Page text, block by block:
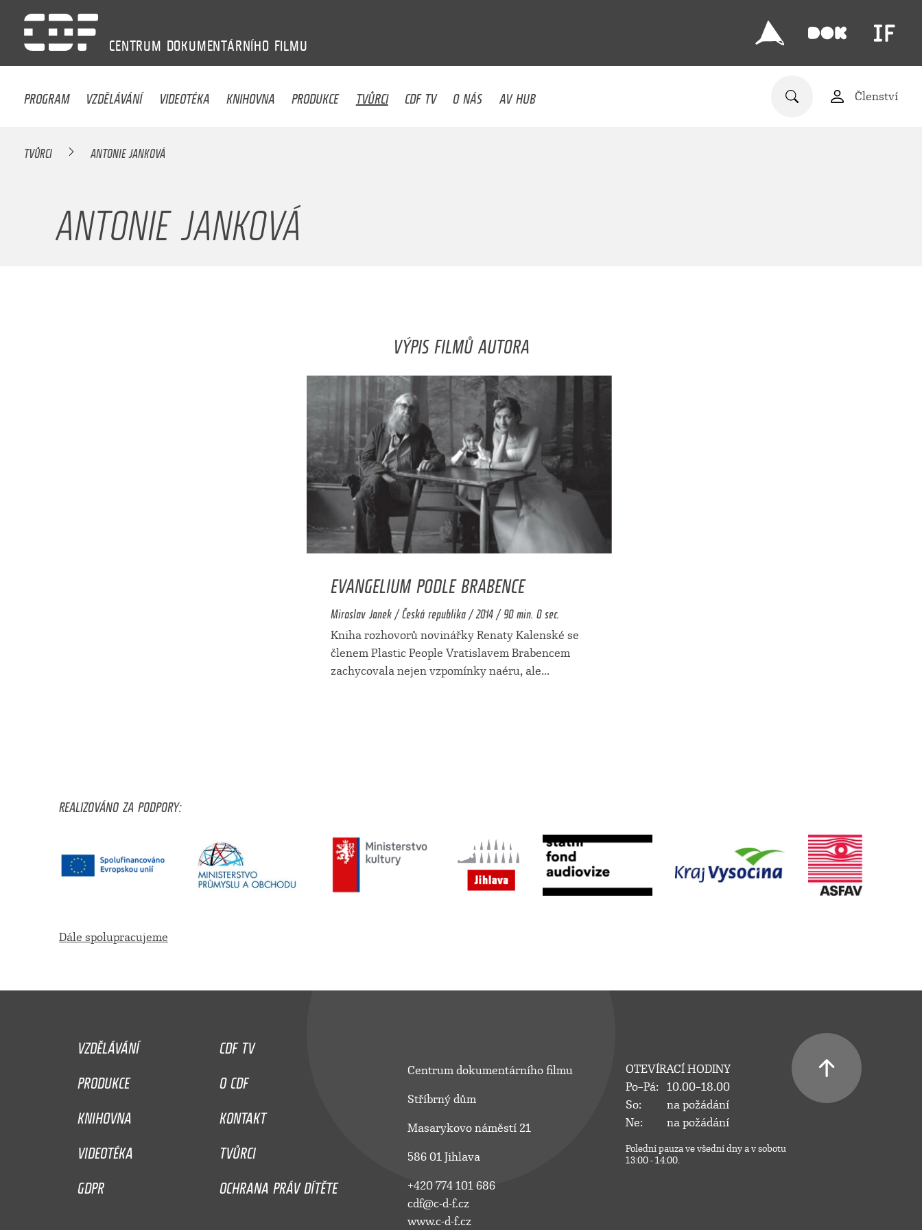
CENTRUM DOKUMENTÁRNÍHO FILMU
PROGRAM VZDĚLÁVÁNÍ VIDEOTÉKA KNIHOVNA PRODUKCE TVŮRCI CDF TV O NÁS AV HUB Členství
TVŮRCI ANTONIE JANKOVÁ
ANTONIE JANKOVÁ
VÝPIS FILMŮ AUTORA
EVANGELIUM PODLE BRABENCE
Miroslav Janek / Česká republika / 2014 / 90 min. 0 sec.
Kniha rozhovorů novinářky Renaty Kalenské se
členem Plastic People Vratislavem Brabencem
zachycovala nejen vzpomínky naéru, ale...
REALIZOVÁNO ZA PODPORY:
Dále spolupracujeme
VZDĚLÁVÁNÍ
CDF TV
PRODUKCE
O CDF
KNIHOVNA
KONTAKT
VIDEOTÉKA
TVŮRCI
GDPR
OCHRANA PRÁV DÍTĚTE
Centrum dokumentárního filmu
Stříbrný dům
Masarykovo náměstí 21
586 01 Jihlava
+420 774 101 686
cdf@c-d-f.cz
www.c-d-f.cz
OTEVÍRACÍ HODINY
Po–Pá:
10.00–18.00
So:
na požádání
Ne:
na požádání
Polední pauza ve všední dny a v sobotu
13:00 - 14:00.